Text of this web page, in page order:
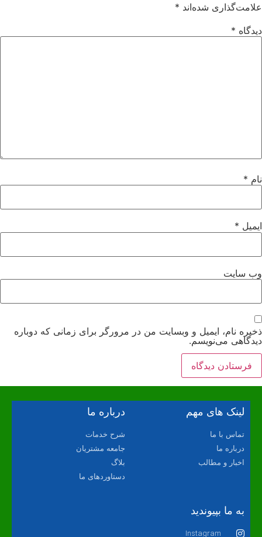
علامت‌گذاری شده‌اند *
دیدگاه *
نام *
ایمیل *
وب‌ سایت
ذخیره نام، ایمیل و وبسایت من در مرورگر برای زمانی که دوباره
دیدگاهی می‌نویسم.
لینک های مهم
تماس با ما
درباره ما
اخبار و مطالب
درباره ما
شرح خدمات
جامعه مشتریان
بلاگ
دستاوردهای ما
به ما بپیوندید
Instagram